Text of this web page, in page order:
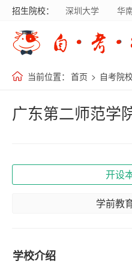
招生院校： 深圳大学 华
暨南大学
华南农业大学
南方医科大学
国家开放
当前位置： 首页 > 自考院
广东第二师范学
开设
学前教
学校介绍